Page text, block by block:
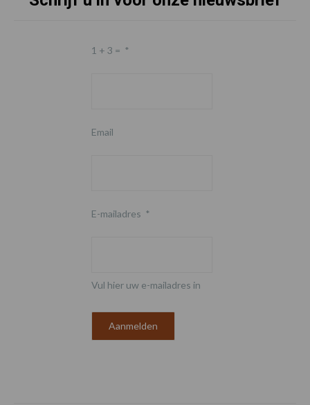
1 + 3 = *
Email
E-mailadres *
Vul hier uw e-mailadres in